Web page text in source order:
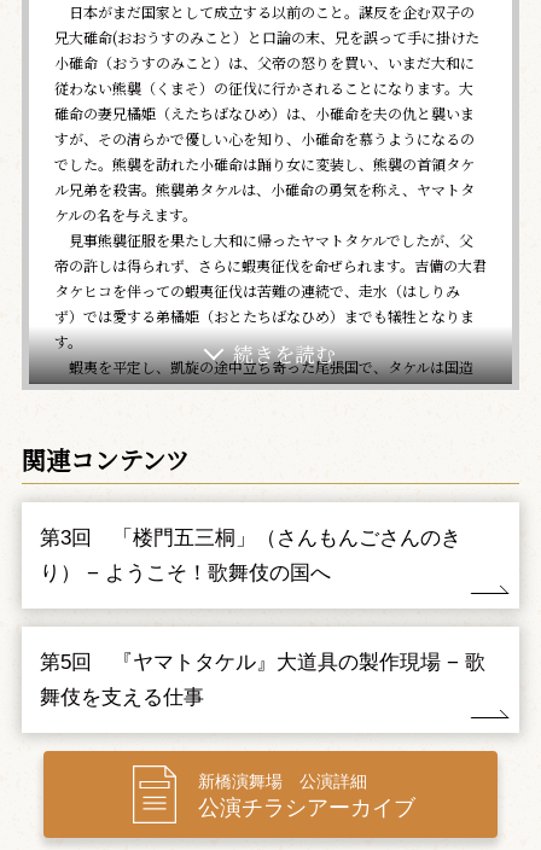
日本がまだ国家として成立する以前のこと。謀反を企む双子の
兄大碓命(おおうすのみこと）と口論の末、兄を誤って手に掛けた
小碓命（おうすのみこと）は、父帝の怒りを買い、いまだ大和に
従わない熊襲（くまそ）の征伐に行かされることになります。大
碓命の妻兄橘姫（えたちばなひめ）は、小碓命を夫の仇と襲いま
すが、その清らかで優しい心を知り、小碓命を慕うようになるの
でした。熊襲を訪れた小碓命は踊り女に変装し、熊襲の首領タケ
ル兄弟を殺害。熊襲弟タケルは、小碓命の勇気を称え、ヤマトタ
ケルの名を与えます。
見事熊襲征服を果たし大和に帰ったヤマトタケルでしたが、父
帝の許しは得られず、さらに蝦夷征伐を命ぜられます。吉備の大君
タケヒコを伴っての蝦夷征伐は苦難の連続で、走水（はしりみ
ず）では愛する弟橘姫（おとたちばなひめ）までも犠牲となりま
す。
蝦夷を平定し、凱旋の途中立ち寄った尾張国で、タケルは国造
の娘みやず姫に出会い、傷心を慰められますが、それも束の間、
たまま伊吹山に向かいます。苦戦ながらも伊吹山の神を倒したタ
ケルでしたが、自身も深手を負ってしまいます。懐かしい故郷の大
見ぬ我が子ワカタケルに会うことを願いながら、道半ばでタケルの
命は尽きてしまいます。やがてタケルの魂は真っ白な大きな鳥とな
マトタケルの波瀾に満ちた半生を、雄大な構想で独創的なドラマ
として構築した本作は、昭和六十一年に初演され、演劇界に"スー
す。猿之助が小碓命後にヤマトタケルと大碓命、中車が帝、團子が
ワカタケルを演じる、新たなる『ヤマトタケル』にご期待下さい。
また、猿之助と中車が、劇中にて襲名披露の口上を申し上げま
関連コンテンツ
第3回 「楼門五三桐」（さんもんごさんのき
り） − ようこそ！歌舞伎の国へ
第5回 『ヤマトタケル』大道具の製作現場 − 歌
舞伎を支える仕事
新橋演舞場 公演詳細
公演チラシアーカイブ